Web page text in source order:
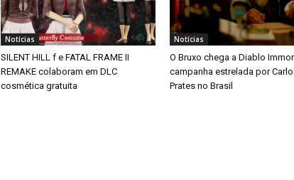
Notícias
SILENT HILL f e FATAL FRAME II
REMAKE colaboram em DLC
cosmética gratuita
Notícias
O Bruxo chega a Diablo
campanha estrelada por
Prates no Brasil